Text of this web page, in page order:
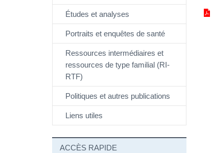
Études et analyses
Portraits et enquêtes de santé
Ressources intermédiaires et
ressources de type familial (RI-
RTF)
Politiques et autres publications
Liens utiles
ACCÈS RAPIDE